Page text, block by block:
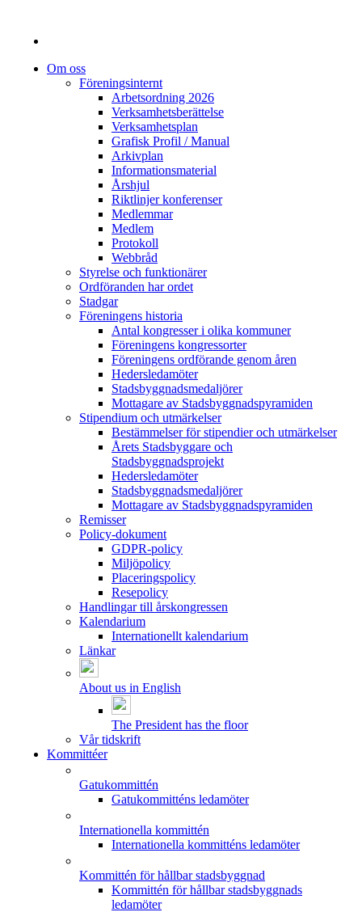
Om oss
Föreningsinternt
Arbetsordning 2026
Verksamhetsberättelse
Verksamhetsplan
Grafisk Profil / Manual
Arkivplan
Informationsmaterial
Årshjul
Riktlinjer konferenser
Medlemmar
Medlem
Protokoll
Webbråd
Styrelse och funktionärer
Ordföranden har ordet
Stadgar
Föreningens historia
Antal kongresser i olika kommuner
Föreningens kongressorter
Föreningens ordförande genom åren
Hedersledamöter
Stadsbyggnadsmedaljörer
Mottagare av Stadsbyggnadspyramiden
Stipendium och utmärkelser
Bestämmelser för stipendier och utmärkelser
Årets Stadsbyggare och
Stadsbyggnadsprojekt
Hedersledamöter
Stadsbyggnadsmedaljörer
Mottagare av Stadsbyggnadspyramiden
Remisser
Policy-dokument
GDPR-policy
Miljöpolicy
Placeringspolicy
Resepolicy
Handlingar till årskongressen
Kalendarium
Internationellt kalendarium
Länkar
About us in English
The President has the floor
Vår tidskrift
Kommittéer
Gatukommittén
Gatukommitténs ledamöter
Internationella kommittén
Internationella kommitténs ledamöter
Kommittén för hållbar stadsbyggnad
Kommittén för hållbar stadsbyggnads
ledamöter